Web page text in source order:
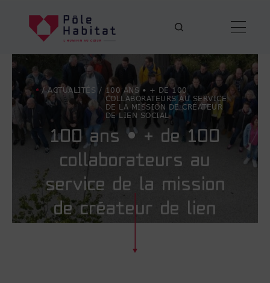
/ ACTUALITÉS / 100 ANS • + DE 100
COLLABORATEURS AU SERVICE
DE LA MISSION DE CRÉATEUR
DE LIEN SOCIAL
100 ans • + de 100
collaborateurs au
service de la mission
de créateur de lien